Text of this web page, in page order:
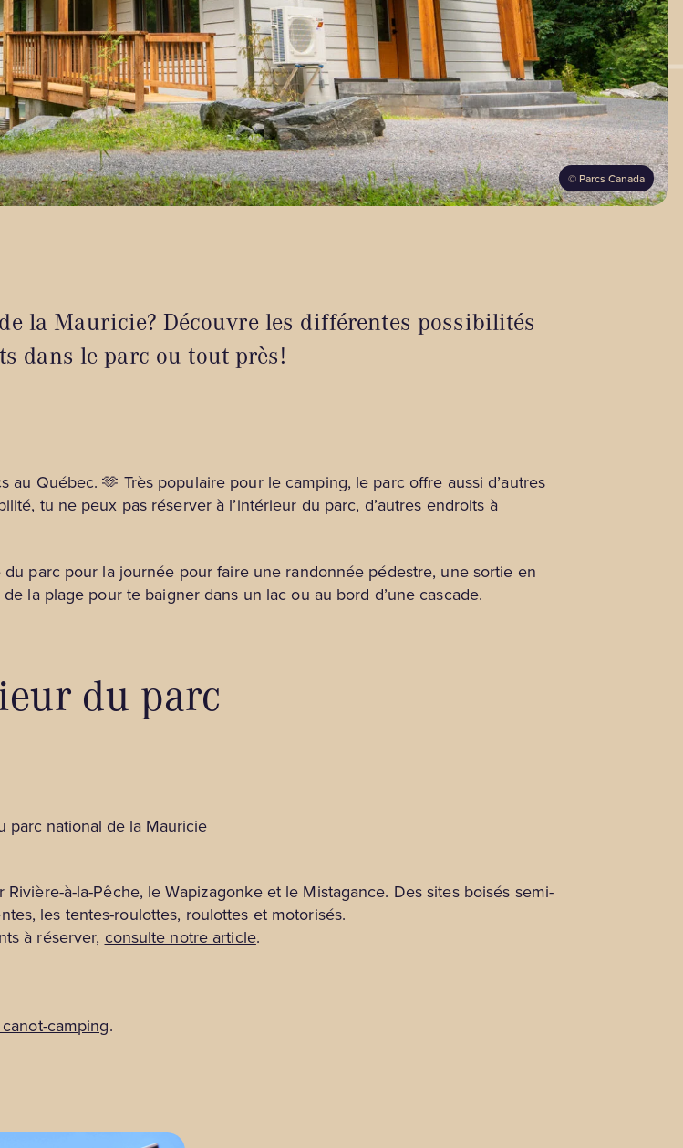
© Parcs Canada
la Mauricie? Découvre les différentes possibilités
dans le parc ou tout près!
au Québec. 🫶 Très populaire pour le camping, le parc offre aussi d’autres
tu ne peux pas réserver à l’intérieur du parc, d’autres endroits à
parc pour la journée pour faire une randonnée pédestre, une sortie en
la plage pour te baigner dans un lac ou au bord d’une cascade.
du parc
à-la-Pêche, le Wapizagonke et le Mistagance. Des sites boisés semi-
les tentes-roulottes, roulottes et motorisés.
à réserver, consulte notre article.
camping.